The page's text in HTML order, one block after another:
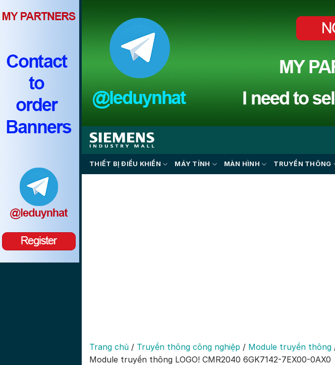
content
THIẾT BỊ ĐIỀU KHIỂN MÁY TÍNH MÀN HÌNH TRUYỀN THÔNG
Trang chủ / Truyền thông công nghiệp / Module truyền thông
Module truyền thông LOGO! CMR2040 6GK7142-7EX00-0AX0